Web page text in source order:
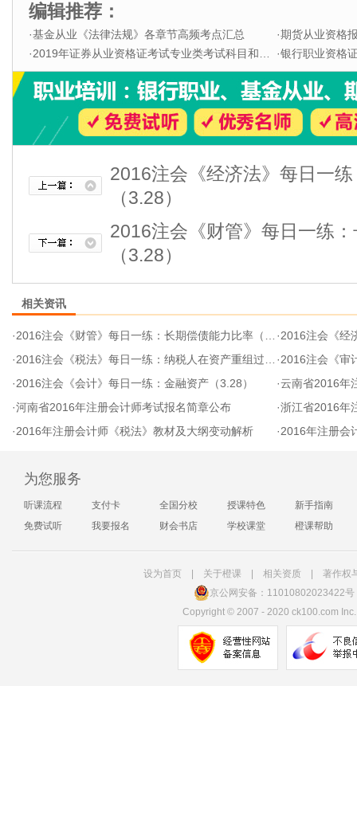
编辑推荐：
·基金从业《法律法规》各章节高频考点汇总 ·期货从业资格
·2019年证券从业资格证考试专业类考试科目和题型 ·银行职业资格证
2016注会《经济法》每日一
（3.28）
2016注会《财管》每日一练
（3.28）
相关资讯
·2016注会《财管》每日一练：长期偿债能力比率（3.28） ·2016注会《经济
·2016注会《税法》每日一练：纳税人在资产重组过程中（3.28） ·2016注会《审
·2016注会《会计》每日一练：金融资产（3.28） ·云南省2016年
·河南省2016年注册会计师考试报名简章公布 ·浙江省2016年
·2016年注册会计师《税法》教材及大纲变动解析 ·2016年注册会
为您服务
听课流程 支付卡 全国分校 授课特色
新手指南
免费试听
我要报名 财会书店 学校课堂 橙课帮助
设为首页| 关于橙课| 相关资质
著作权
京公网安备：11010802023422号
Copyright ©2007 - 2020 ck100.com